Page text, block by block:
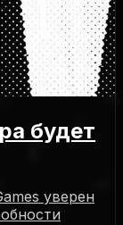
будет
уверен